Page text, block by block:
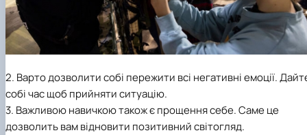
2. Варто дозволити собі пережити всі негативні емоції.
собі час щоб прийняти ситуацію.
3. Важливою навичкою також є прощення себе. Саме це
дозволить вам відновити позитивний світогляд.